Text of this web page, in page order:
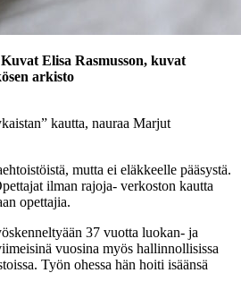
Elisa Rasmusson, kuvat
arkisto
kautta, nauraa Marjut
mutta ei eläkkeelle pääsystä.
ilman rajoja- verkoston kautta
opettajia.
37 vuotta luokan- ja
vuosina myös hallinnollisissa
Työn ohessa hän hoiti isäänsä